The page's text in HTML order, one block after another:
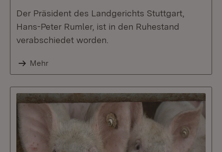
Der Präsident des Landgerichts Stuttgart,
Hans-Peter Rumler, ist in den Ruhestand
verabschiedet worden.
Mehr